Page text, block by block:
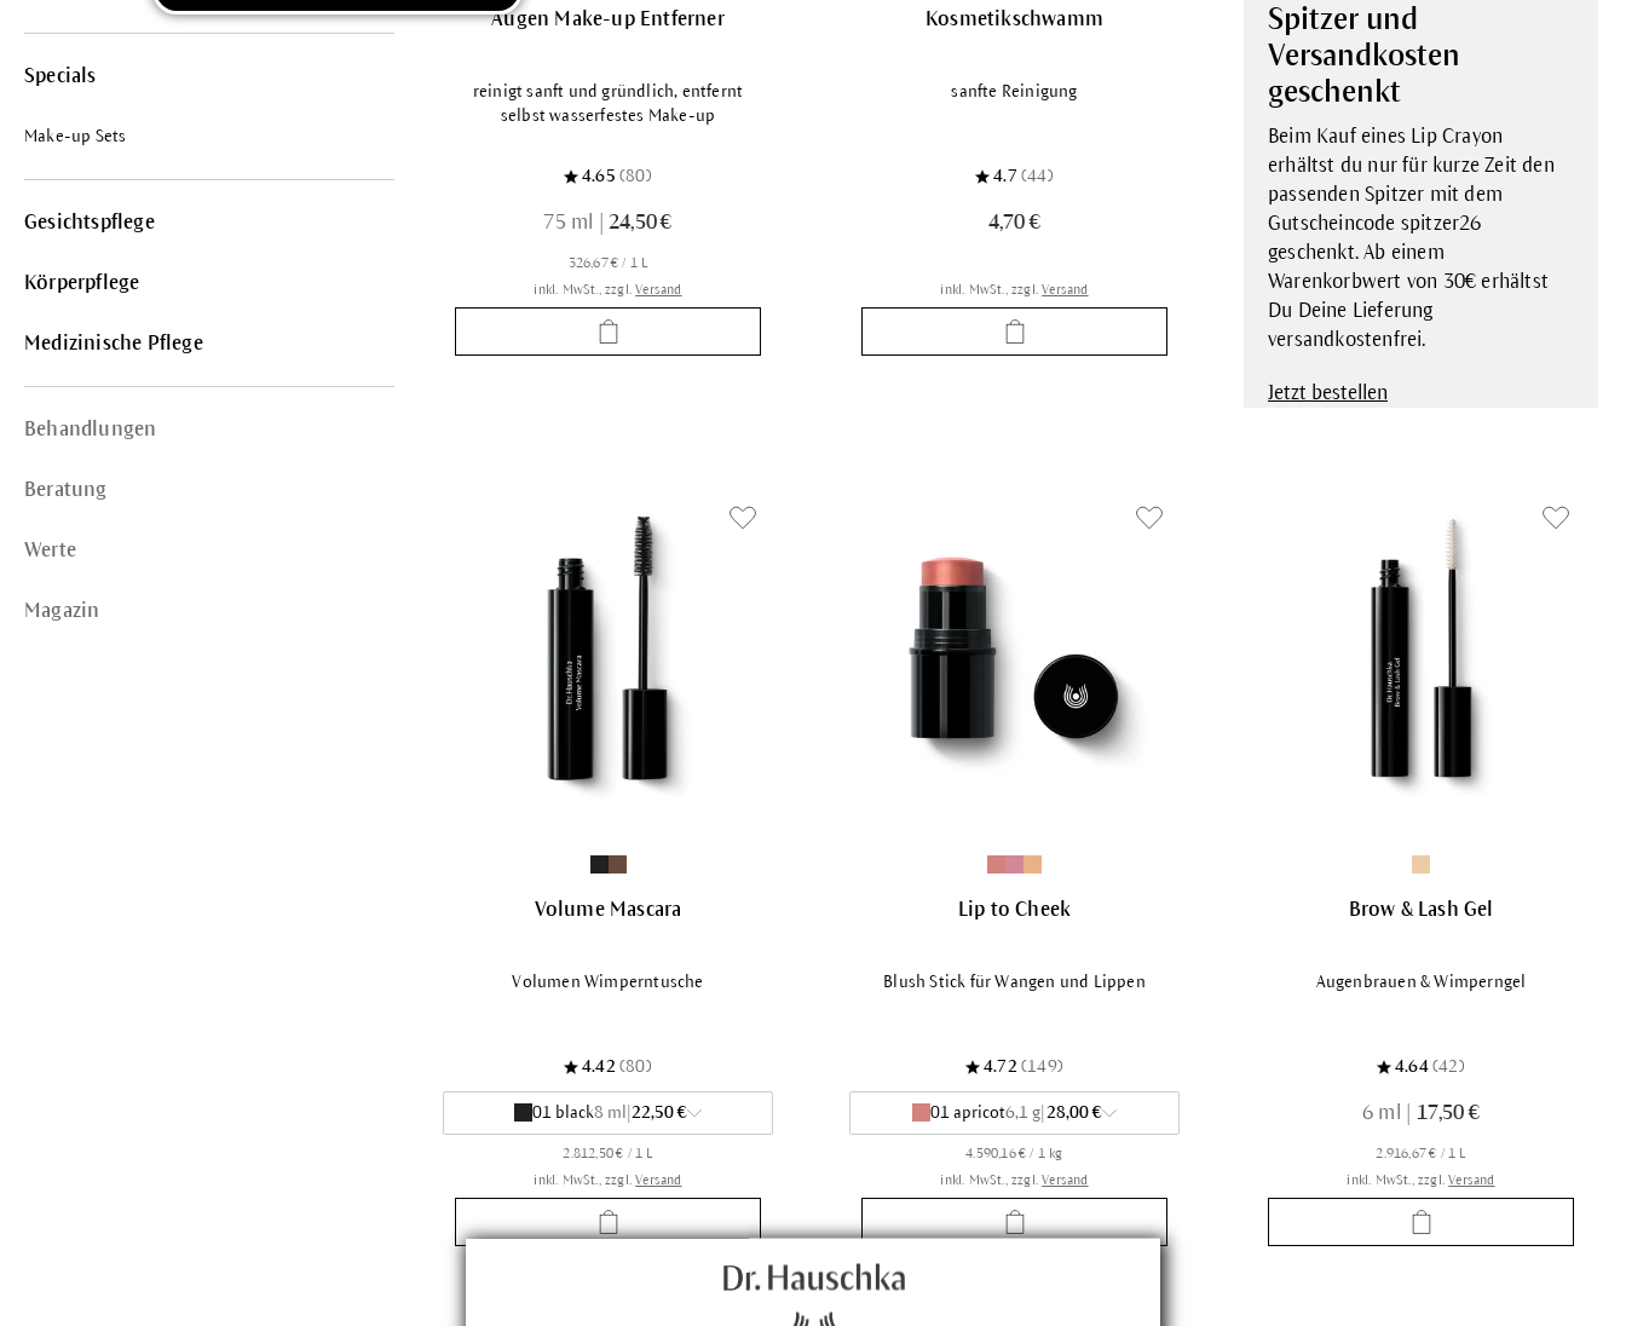
Specials
Make-up Sets
Gesichtspflege
Körperpflege
Medizinische Pflege
Behandlungen
Beratung
Werte
Magazin
Augen Make-up Entferner
reinigt sanft und gründlich, entfernt
selbst wasserfestes Make-up
4.65 (80)
75 ml 24,50 €
326,67 € / 1 L
inkl. MwSt., zzgl.Versand
Kosmetikschwamm
sanfte Reinigung
4.7 (44)
4,70 €
inkl. MwSt., zzgl.Versand
Spitzer und
Versandkosten
geschenkt
Beim Kauf eines Lip Crayon
erhältst du nur für kurze Zeit den
passenden Spitzer mit dem
Gutscheincode spitzer26
geschenkt. Ab einem
Warenkorbwert von 30€ erhältst
Du Deine Lieferung
versandkostenfrei.
Jetzt bestellen
Volume Mascara
Volumen Wimperntusche
4.42 (80)
01 black8 ml |22,50 €
2.812,50 € / 1 L
inkl. MwSt., zzgl.Versand
Lip to Cheek
Blush Stick für Wangen und Lippen
4.72 (149)
01 apricot6,1 g 28,00 €
4.590,16 € / 1 kg
inkl. MwSt., zzgl.Versand
Brow & Lash Gel
Augenbrauen & Wimperngel
4.64 (42)
6 ml 17,50 €
2.916,67 € / 1 L
inkl. MwSt., zzgl.Versand